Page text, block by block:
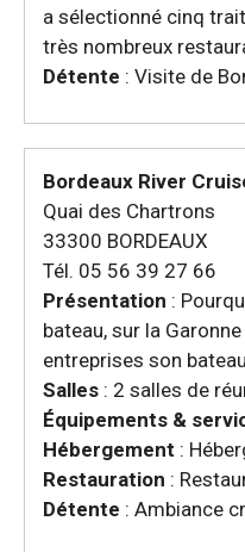
a sélectionné cinq
très nombreux
Détente : Visite de
Bordeaux River
Quai des Chartrons
33300 BORDEAUX
Tél. 05 56 39 27 66
Présentation :
bateau, sur la
entreprises son
Salles : 2 salles de
Équipements &
Hébergement :
Restauration :
Détente : Ambiance